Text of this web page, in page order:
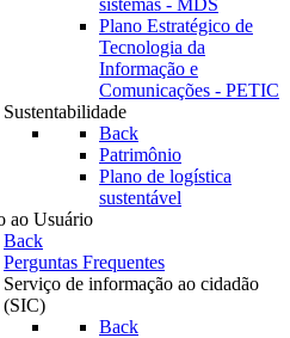
sistemas - MDS
Plano Estratégico de
Tecnologia da
Informação e
Comunicações - PETIC
Sustentabilidade
Back
Patrimônio
Plano de logística
sustentável
ao Usuário
Back
Perguntas Frequentes
Serviço de informação ao cidadão
(SIC)
Back